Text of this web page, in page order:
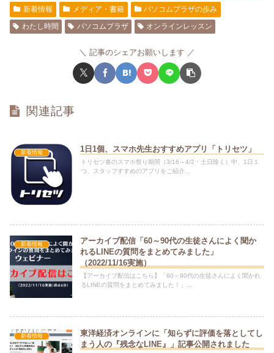
新着情報 メディア・書籍
パソコムプラザの歩み
わたし時間
パソコムプラザ オンラインレッスン
記事のシェアお願いします
関連記事
新着情報 1日1個、スマホ先生おすすめアプリ「トリセツ」
トリセツ春のスマホ祭り期間（3/16～4/2・土日除く）中、1日１
つ、スタッフすすめのアプリをご紹介...
新着情報
アーカイブ配信「60～90代の生徒さんによく聞か
れるLINEの質問をまとめてみました」
（2022/11/16実施）
【アーカイブ配信はこちら】「60～90代の生徒さんによく聞かれ
るLINEの質問をまとめてみました！」...
新着情報
東洋経済オンラインに「知らずに評価を落としてし
まう人の『残念なLINE』」記事公開されました